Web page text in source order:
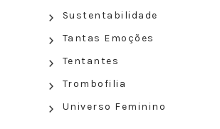
Sustentabilidade
Tantas Emoções
Tentantes
Trombofilia
Universo Feminino